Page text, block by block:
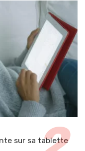
sur sa tablette